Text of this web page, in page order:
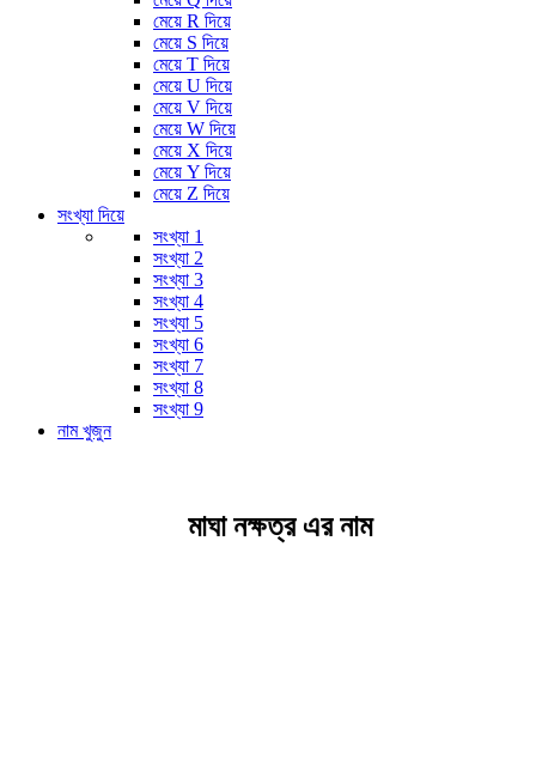
মেয়ে R দিয়ে
মেয়ে S দিয়ে
মেয়ে T দিয়ে
মেয়ে U দিয়ে
মেয়ে V দিয়ে
মেয়ে W দিয়ে
মেয়ে X দিয়ে
মেয়ে Y দিয়ে
মেয়ে Z দিয়ে
সংখ্যা দিয়ে
সংখ্যা 1
সংখ্যা 2
সংখ্যা 3
সংখ্যা 4
সংখ্যা 5
সংখ্যা 6
সংখ্যা 7
সংখ্যা 8
সংখ্যা 9
নাম খুজুন
মাঘা নক্ষত্র এর নাম